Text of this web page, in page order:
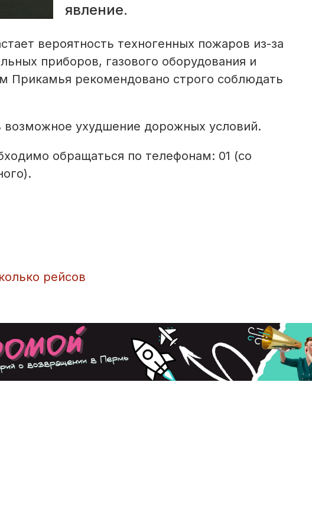
явление.
вероятность техногенных пожаров из-за
приборов, газового оборудования и
Прикамья рекомендовано строго соблюдать
ухудшение дорожных условий.
обращаться по телефонам: 01 (со
рейсов